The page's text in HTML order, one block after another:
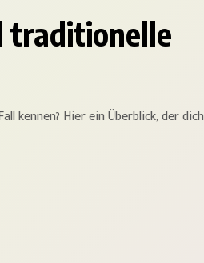
traditionelle
kennen? Hier ein Überblick, der dich